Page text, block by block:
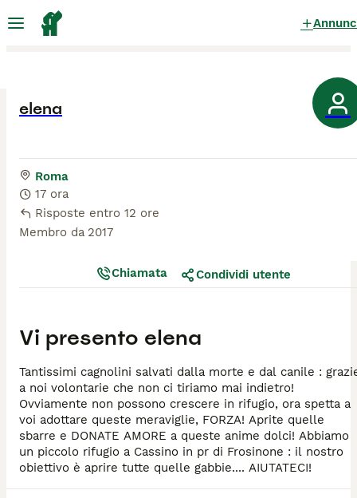
elena
Roma
17 ora
Risposte entro 12 ore
Membro da 2017
Vi presento elena
Chiamata Condividi utente
Tantissimi cagnolini salvati dalla morte e dal canile :
a noi volontarie che non ci tiriamo mai indietro!
Ovviamente non possono crescere in rifugio, ora spetta a
voi adottare queste meraviglie, FORZA! Aprite quelle
sbarre e DONATE AMORE a queste anime dolci! Abbiamo
un piccolo rifugio a Cassino in pr di Frosinone : il nostro
obiettivo è aprire tutte quelle gabbie.... AIUTATECI!